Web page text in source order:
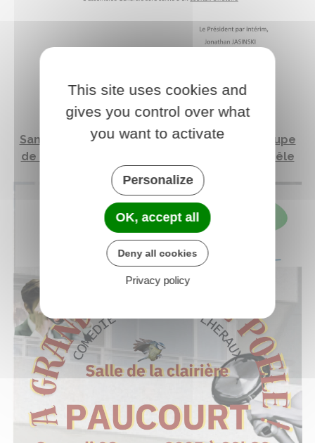
Samedi 08 Mars : Soirée Théâtre avec la Troupe
de Coup de Théâtre - A Grands Coups de Poêle
This site uses cookies and
gives you control over what
you want to activate
Personalize
OK, accept all
Deny all cookies
Privacy policy